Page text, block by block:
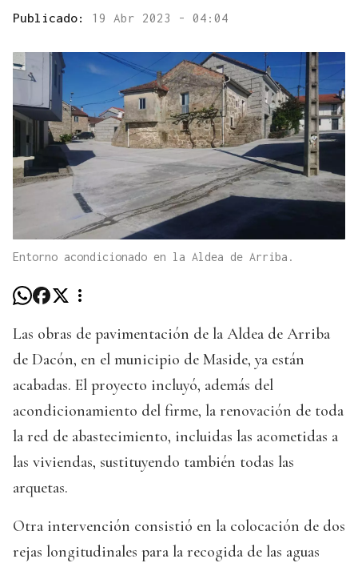
Publicado: 19 Abr 2023 - 04:04
Entorno acondicionado en la Aldea de Arriba.
Las obras de pavimentación de la Aldea de Arriba
de Dacón, en el municipio de Maside, ya están
acabadas. El proyecto incluyó, además del
acondicionamiento del firme, la renovación de toda
la red de abastecimiento, incluidas las acometidas a
las viviendas, sustituyendo también todas las
arquetas.
Otra intervención consistió en la colocación de dos
rejas longitudinales para la recogida de las aguas